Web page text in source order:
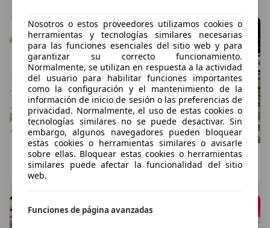
Nosotros o estos proveedores utilizamos cookies o
herramientas y tecnologías similares necesarias
para las funciones esenciales del sitio web y para
garantizar su correcto funcionamiento.
Normalmente, se utilizan en respuesta a la actividad
del usuario para habilitar funciones importantes
como la configuración y el mantenimiento de la
información de inicio de sesión o las preferencias de
privacidad. Normalmente, el uso de estas cookies o
tecnologías similares no se puede desactivar. Sin
embargo, algunos navegadores pueden bloquear
estas cookies o herramientas similares o avisarle
sobre ellas. Bloquear estas cookies o herramientas
similares puede afectar la funcionalidad del sitio
web.
Funciones de página avanzadas
Cómo cambiar las gomas de la puerta del coche
Marcos Diego 18/02/2025